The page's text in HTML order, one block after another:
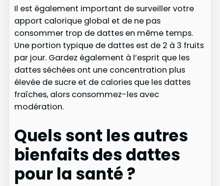
Il est également important de surveiller votre
apport calorique global et de ne pas
consommer trop de dattes en même temps.
Une portion typique de dattes est de 2 à 3 fruits
par jour. Gardez également à l’esprit que les
dattes séchées ont une concentration plus
élevée de sucre et de calories que les dattes
fraîches, alors consommez-les avec
modération.
Quels sont les autres
bienfaits des dattes
pour la santé ?